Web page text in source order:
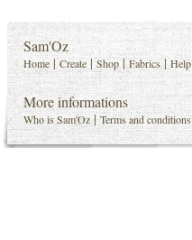
Sam'Oz
Home |Create |Shop |Fabrics |Help
More informations
Who is Sam'Oz |Terms and conditions